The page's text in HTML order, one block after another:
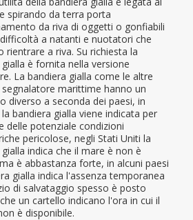
spirando da terra porta
da riva di oggetti o gonfiabili
a natanti e nuotatori che
rientrare a riva. Su richiesta la
è fornita nella versione
La bandiera gialla come le altre
marittime hanno un
diverso a seconda dei paesi, in
bandiera gialla viene indicata per
delle potenziale condizioni
pericolose, negli Stati Uniti la
indica che il mare è non è
è abbastanza forte, in alcuni paesi
gialla indica l'assenza temporanea
di salvataggio spesso è posto
un cartello indicano l'ora in cui il
è disponibile.